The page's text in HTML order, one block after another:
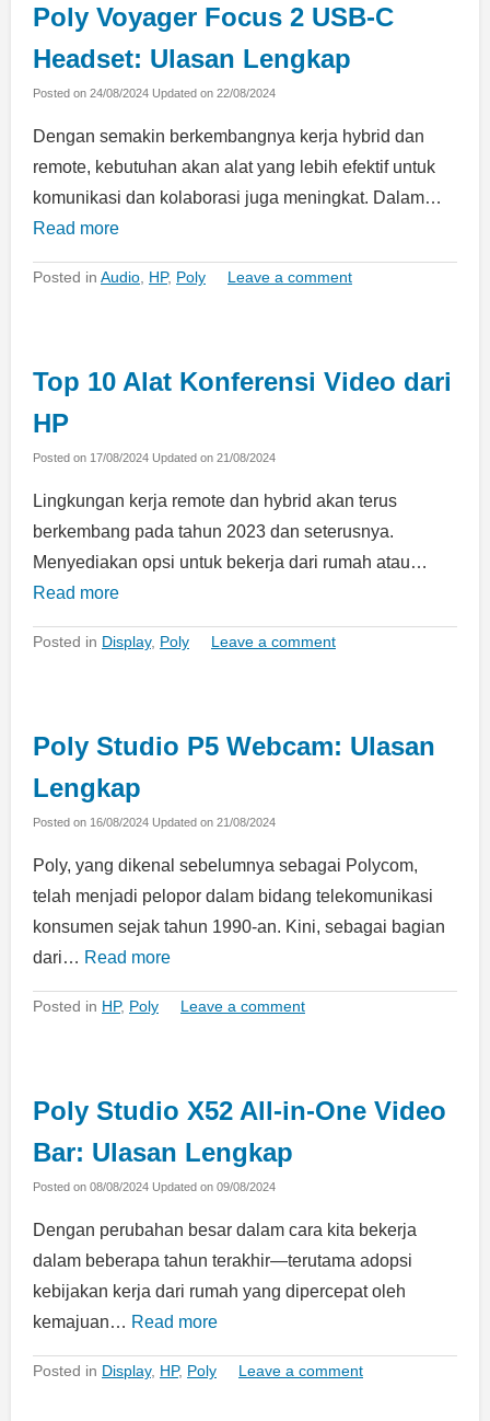
Poly Voyager Focus 2 USB-C
Headset: Ulasan Lengkap
Posted on 24/08/2024 Updated on 22/08/2024
Dengan semakin berkembangnya kerja hybrid dan
remote, kebutuhan akan alat yang lebih efektif untuk
komunikasi dan kolaborasi juga meningkat. Dalam…
Read more
Posted in Audio HP, Poly Leave a comment
Top 10 Alat Konferensi Video dari
HP
Posted on 17/08/2024 Updated on 21/08/2024
Lingkungan kerja remote dan hybrid akan terus
berkembang pada tahun 2023 dan seterusnya.
Menyediakan opsi untuk bekerja dari rumah atau…
Read more
Posted in Display, Poly Leave a comment
Poly Studio P5 Webcam: Ulasan
Lengkap
Posted on 16/08/2024 Updated on 21/08/2024
Poly, yang dikenal sebelumnya sebagai Polycom,
telah menjadi pelopor dalam bidang telekomunikasi
konsumen sejak tahun 1990-an. Kini, sebagai bagian
dari… Read more
Posted in HP, Poly Leave a comment
Poly Studio X52 All-in-One Video
Bar: Ulasan Lengkap
Posted on 08/08/2024 Updated on 09/08/2024
Dengan perubahan besar dalam cara kita bekerja
dalam beberapa tahun terakhir—terutama adopsi
kebijakan kerja dari rumah yang dipercepat oleh
kemajuan… Read more
Posted in Display, HP, Poly Leave a comment